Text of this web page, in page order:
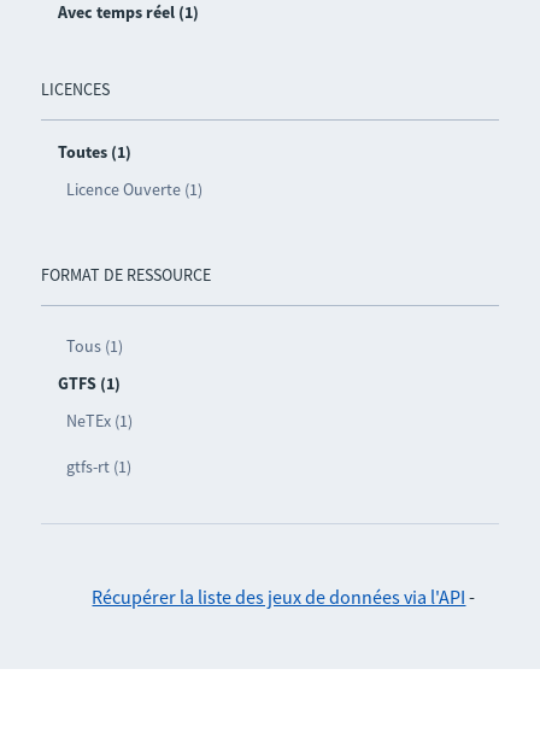
Avec temps réel (1)
LICENCES
Toutes (1)
Licence Ouverte (1)
FORMAT DE RESSOURCE
Tous (1)
GTFS (1)
NeTEx (1)
gtfs-rt (1)
Récupérer la liste des jeux de données via l'API -